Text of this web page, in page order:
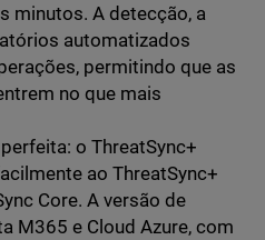
minutos. A detecção, a
automatizados
permitindo que as
no que mais
o ThreatSync+
ao ThreatSync+
Core. A versão de
M365 e Cloud Azure, com